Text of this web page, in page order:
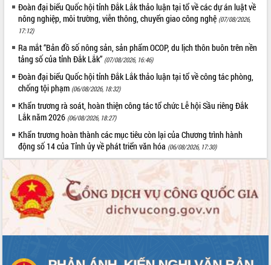
UBND tỉnh họp báo định kỳ tháng 4
năm 2026
Hội thảo khoa học “Giải pháp thúc đẩy
phát triển nền kinh tế xanh tại tỉnh
Đắk Lắk”
Tăng cường giám sát, đôn đốc thực
hiện nhiệm vụ quản lý tài sản công
hàng tuần
Tháo gỡ những vướng mắc, đẩy mạnh
tại Trung tâm Phục vụ hành chính
công tỉnh
Đắk Lắk: Tôn vinh 46 giải pháp tại Hội
thi Sáng tạo Kỹ thuật 2024 - 2025
Đắk Lắk rà soát, điều chỉnh Đề án 190
về phát triển nuôi trồng thủy sản
Phó Chủ tịch UBND tỉnh Đắk Lắk
Thuột
Đoàn đại biểu Quốc hội tỉnh Đắk Lắk thảo luận tại tổ về các dự án luật về
nông nghiệp, môi trường, viễn thông, chuyển giao công nghệ (07/08/2026,
17:12)
Ra mắt “Bản đồ số nông sản, sản phẩm OCOP, du lịch thôn buôn trên nền
tảng số của tỉnh Đắk Lắk” (07/08/2026, 16:46)
Đoàn đại biểu Quốc hội tỉnh Đắk Lắk thảo luận tại tổ về công tác phòng,
chống tội phạm (06/08/2026, 18:32)
Khẩn trương rà soát, hoàn thiện công tác tổ chức Lễ hội Sầu riêng Đắk
Lắk năm 2026 (06/08/2026, 18:27)
Khẩn trương hoàn thành các mục tiêu còn lại của Chương trình hành
động số 14 của Tỉnh ủy về phát triển văn hóa (06/08/2026, 17:30)